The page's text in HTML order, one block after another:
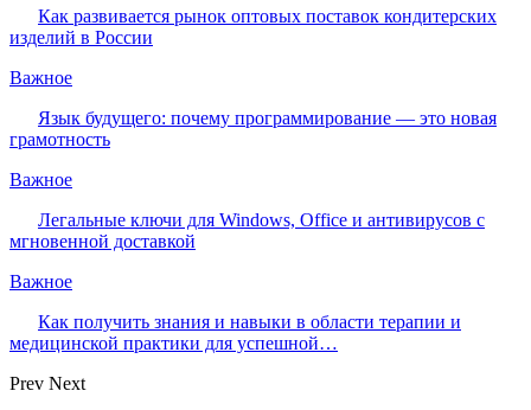
Как развивается рынок оптовых поставок кондитерских
изделий в России
Важное
Язык будущего: почему программирование — это новая
грамотность
Важное
Легальные ключи для Windows, Office и антивирусов с
мгновенной доставкой
Важное
Как получить знания и навыки в области терапии и
медицинской практики для успешной…
Prev Next